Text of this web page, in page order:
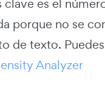
clave es el
porque no se
de texto.
Analyzer